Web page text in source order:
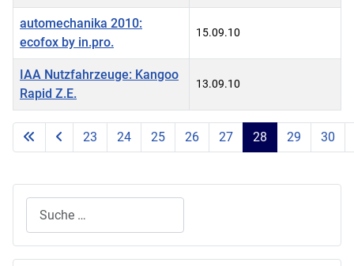
Beiträge
automechanika 2010:
ecofox by in.pro.
15.09.10
IAA Nutzfahrzeuge: Kangoo
Rapid Z.E.
13.09.10
Seite 28 von 43
23 24 25 26 27 28 29 30